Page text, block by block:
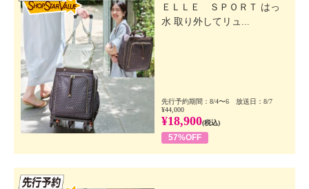
ＥＬＬＥ ＳＰＯＲＴ はっ
水 取り外してリュ...
先行予約期間：8/4〜6 放送日：8/7
¥44,000
¥18,900(税込)
57%OFF